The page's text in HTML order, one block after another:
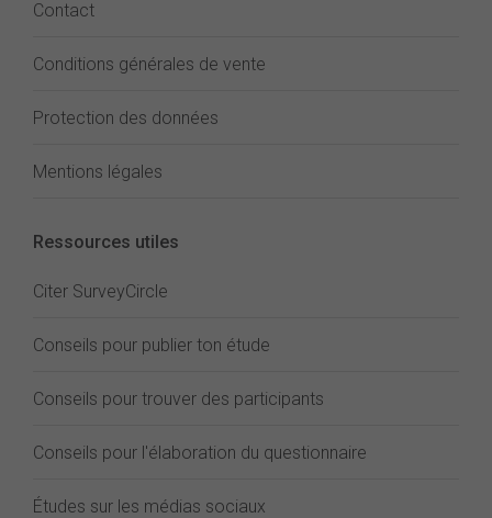
Contact
Conditions générales de vente
Protection des données
Mentions légales
Ressources utiles
Citer SurveyCircle
Conseils pour publier ton étude
Conseils pour trouver des participants
Conseils pour l'élaboration du questionnaire
Études sur les médias sociaux